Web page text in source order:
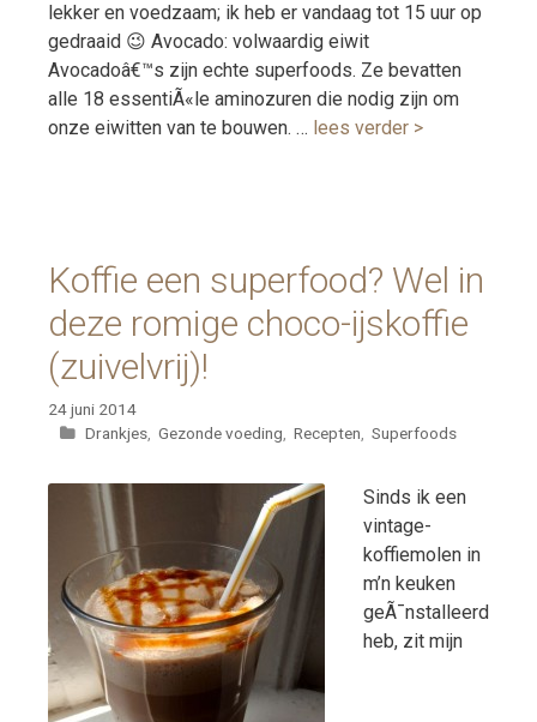
lekker en voedzaam; ik heb er vandaag tot 15 uur op
gedraaid 😉 Avocado: volwaardig eiwit
Avocadoâ€™s zijn echte superfoods. Ze bevatten
alle 18 essentiÃ«le aminozuren die nodig zijn om
onze eiwitten van te bouwen. … lees verder >
Koffie een superfood? Wel in
deze romige choco-ijskoffie
(zuivelvrij)!
24 juni 2014
Categorieën
Drankjes Gezonde voeding Recepten Superfoods
Sinds ik een
vintage-
koffiemolen in
m’n keuken
geÃ¯nstalleerd
heb, zit mijn